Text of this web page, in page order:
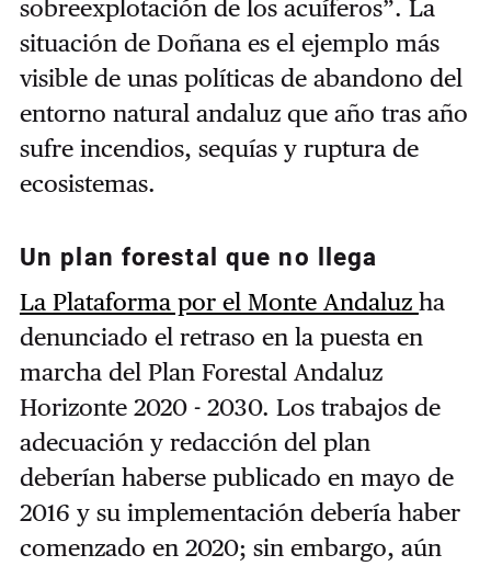
sobreexplotación de los acuíferos”. La
situación de Doñana es el ejemplo más
visible de unas políticas de abandono del
entorno natural andaluz que año tras año
sufre incendios, sequías y ruptura de
ecosistemas.
Un plan forestal que no llega
La Plataforma por el Monte Andaluz ha
denunciado el retraso en la puesta en
marcha del Plan Forestal Andaluz
Horizonte 2020 - 2030. Los trabajos de
adecuación y redacción del plan
deberían haberse publicado en mayo de
2016 y su implementación debería haber
comenzado en 2020; sin embargo, aún